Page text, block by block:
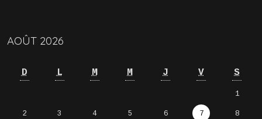
AOÛT 2026
D L M M J V S
1
2 3 4 5 6 7 8